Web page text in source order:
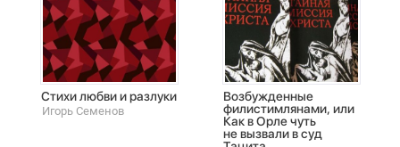
Стихи любви и разлуки
Игорь Семенов
Возбужденные
филистимлянами, или
Как в Орле чуть
не вызвали в суд